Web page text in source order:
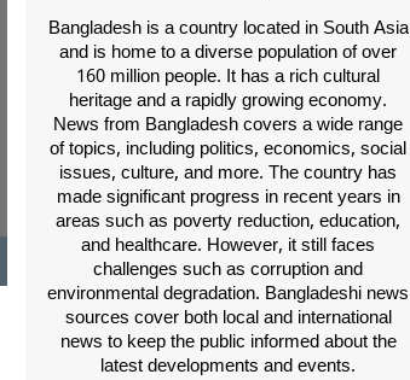
Bangladesh is a country located in South Asia
and is home to a diverse population of over
160 million people. It has a rich cultural
heritage and a rapidly growing economy.
News from Bangladesh covers a wide range
of topics, including politics, economics, social
issues, culture, and more. The country has
made significant progress in recent years in
areas such as poverty reduction, education,
and healthcare. However, it still faces
challenges such as corruption and
environmental degradation. Bangladeshi news
sources cover both local and international
news to keep the public informed about the
latest developments and events.